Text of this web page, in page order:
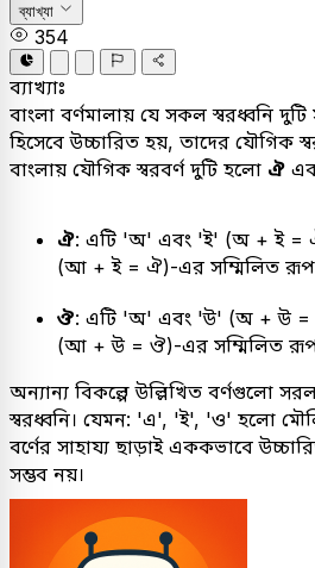
ব্যাখ্যা
354
ব্যাখ্যাঃ
বাংলা বর্ণমালায় যে সকল স্বরধ্বনি
হিসেবে উচ্চারিত হয়, তাদের যৌগিক
বাংলায় যৌগিক স্বরবর্ণ দুটি হলো ঐ
ঐ: এটি 'অ' এবং 'ই' (অ + ই
(আ + ই = ঐ)-এর সম্মিলিত
ঔ: এটি 'অ' এবং 'উ' (অ + উ
(আ + উ = ঔ)-এর সম্মিলিত
অন্যান্য বিকল্পে উল্লিখিত বর্ণগুলো
স্বরধ্বনি। যেমন: 'এ', 'ই', 'ও' হলো
বর্ণের সাহায্য ছাড়াই এককভাবে
সম্ভব নয়।